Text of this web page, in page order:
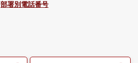
部署別電話番号